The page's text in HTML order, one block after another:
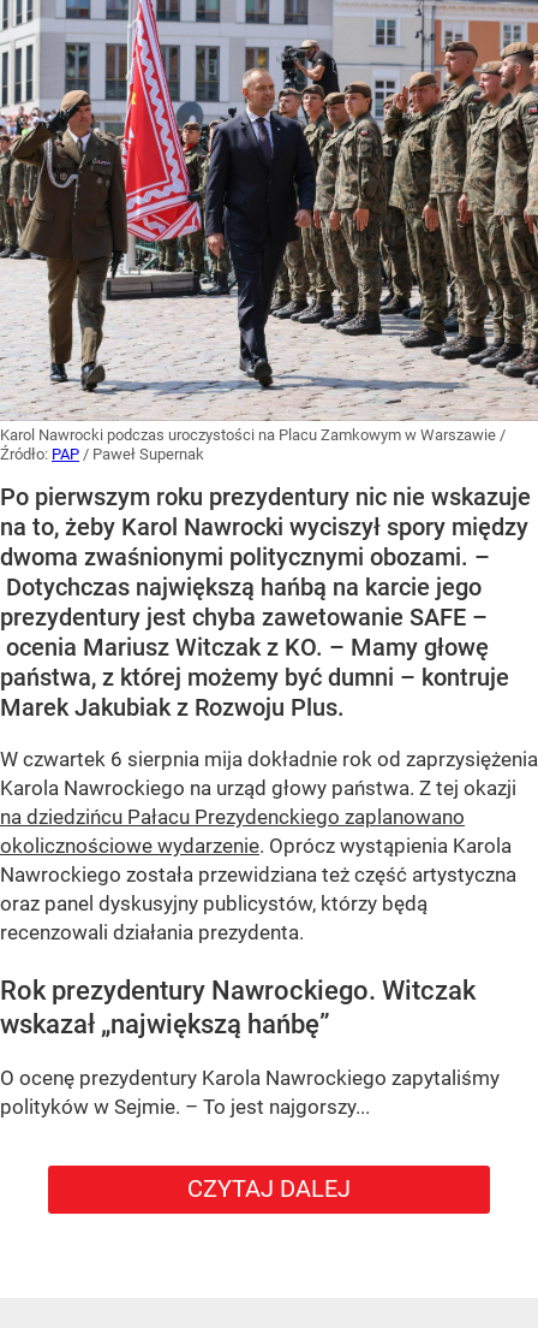
Karol Nawrocki podczas uroczystości na Placu Zamkowym w Warszawie /
Źródło: PAP / Paweł Supernak
Po pierwszym roku prezydentury nic nie wskazuje
na to, żeby Karol Nawrocki wyciszył spory między
dwoma zwaśnionymi politycznymi obozami. –
Dotychczas największą hańbą na karcie jego
prezydentury jest chyba zawetowanie SAFE –
ocenia Mariusz Witczak z KO. – Mamy głowę
państwa, z której możemy być dumni – kontruje
Marek Jakubiak z Rozwoju Plus.
W czwartek 6 sierpnia mija dokładnie rok od zaprzysiężenia
Karola Nawrockiego na urząd głowy państwa. Z tej okazji
na dziedzińcu Pałacu Prezydenckiego zaplanowano
okolicznościowe wydarzenie. Oprócz wystąpienia Karola
Nawrockiego została przewidziana też część artystyczna
oraz panel dyskusyjny publicystów, którzy będą
recenzowali działania prezydenta.
Rok prezydentury Nawrockiego. Witczak
wskazał „największą hańbę”
O ocenę prezydentury Karola Nawrockiego zapytaliśmy
polityków w Sejmie. – To jest najgorszy...
CZYTAJ DALEJ